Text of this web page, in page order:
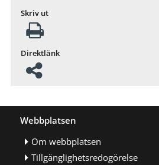
Skriv ut
Direktlänk
Webbplatsen
Om webbplatsen
Tillgänglighetsredogörelse